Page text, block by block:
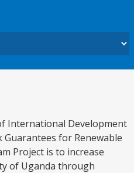
International Development
Guarantees for Renewable
Project is to increase
of Uganda through